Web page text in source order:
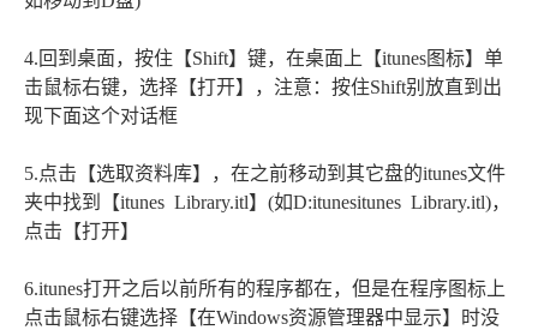
4.回到桌面，按住【Shift】键，在桌面上【itunes图标】单
击鼠标右键，选择【打开】，注意：按住Shift别放直到出
现下面这个对话框
5.点击【选取资料库】，在之前移动到其它盘的itunes文件
夹中找到【itunes Library.itl】(如D:itunesitunes Library.itl)，
点击【打开】
6.itunes打开之后以前所有的程序都在，但是在程序图标上
点击鼠标右键选择【在Windows资源管理器中显示】时没